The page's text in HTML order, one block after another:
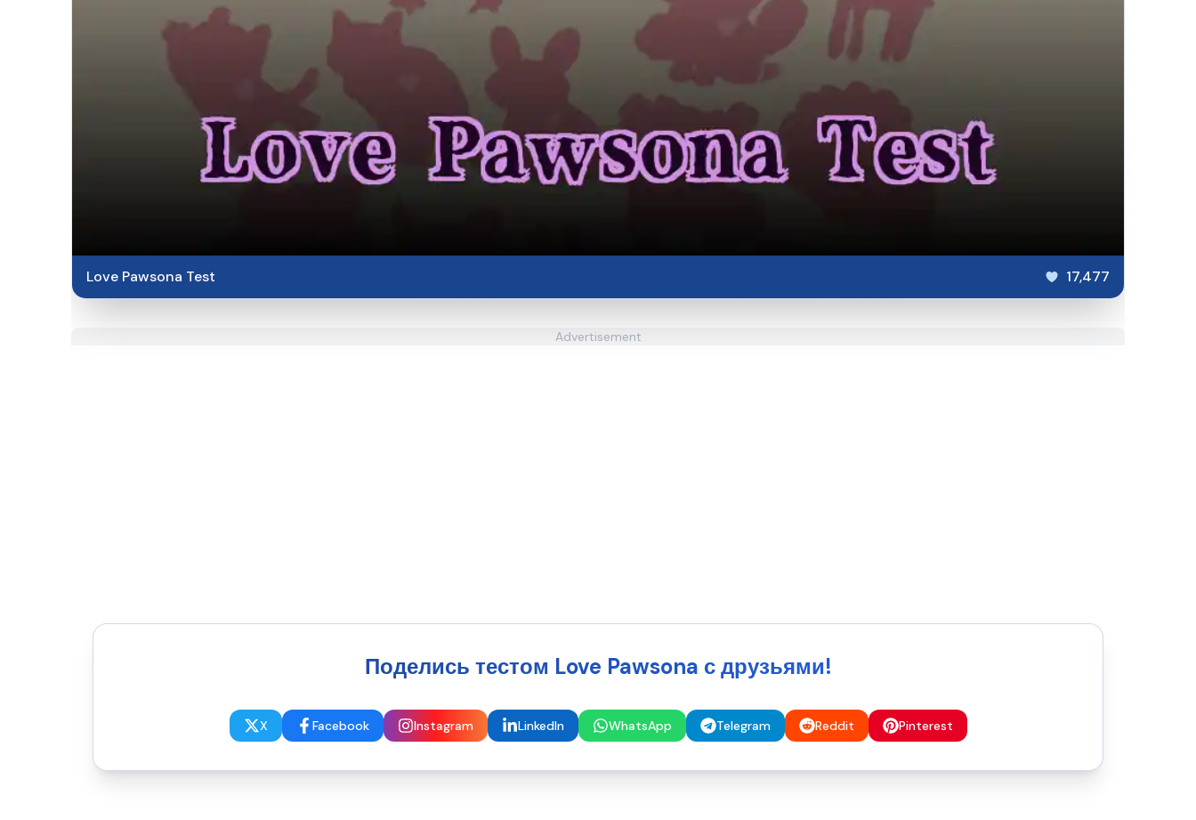
Love Pawsona Test 17,477
Advertisement
Поделись тестом Love Pawsona с друзьями!
X Facebook Instagram LinkedIn WhatsApp Telegram Reddit Pinterest